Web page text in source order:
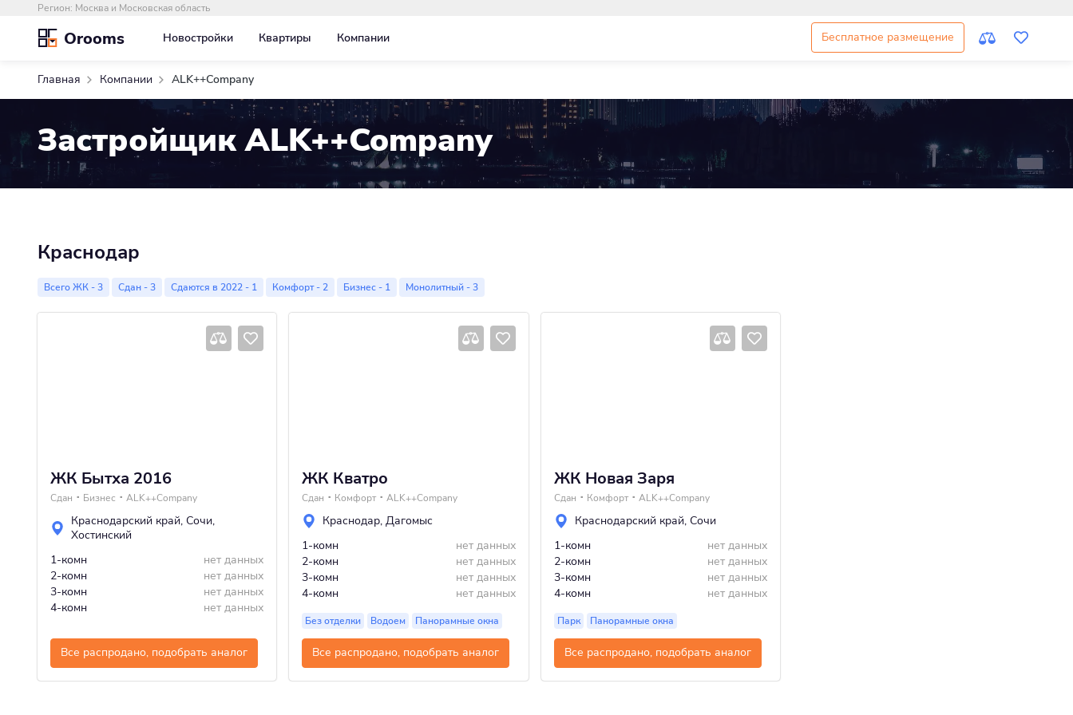
Регион: Москва и Московская область
Orooms Новостройки Квартиры Компании Бесплатное размещение
Главная Компании ALK++Company
Застройщик ALK++Company
Краснодар
Всего ЖК - 3 Сдан - 3 Сдаются в 2022 - 1 Комфорт - 2 Бизнес - 1 Монолитный - 3
ЖК Бытха 2016
Сдан Бизнес ALK++Company
Краснодарский край, Сочи,
Хостинский
1-комн
нет данных
2-комн
нет данных
3-комн
нет данных
4-комн
нет данных
Все распродано, подобрать аналог
ЖК Кватро
Сдан Комфорт ALK++Company
Краснодар,Дагомыс
1-комн
нет данных
2-комн
нет данных
3-комн
нет данных
4-комн
нет данных
Без отделки Водоем Панорамные окна
Все распродано, подобрать аналог
ЖК Новая Заря
Сдан Комфорт ALK++Company
Краснодарский край, Сочи
1-комн
нет данных
2-комн
нет данных
3-комн
нет данных
4-комн
нет данных
Парк Панорамные окна
Все распродано, подобрать аналог